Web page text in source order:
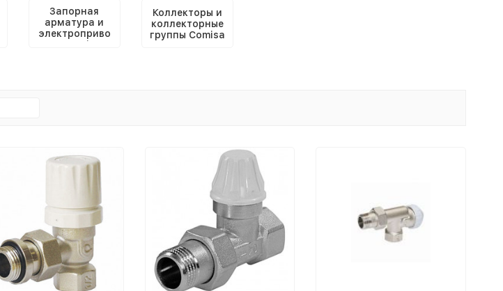
Запорная
арматура и
электроприво
ды Comisa
Коллекторы и
коллекторные
группы Comisa